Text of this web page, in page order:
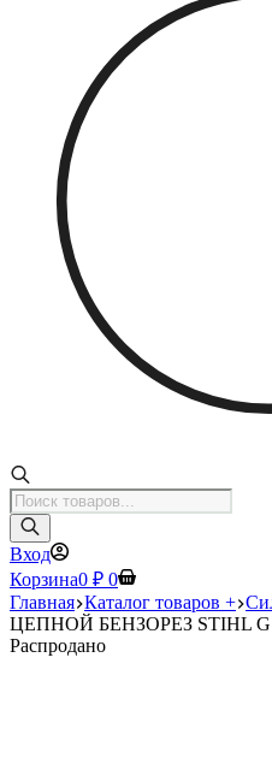
Поиск
товаров
Вход
Корзина0 ₽ 0
Главная Каталог товаров +
ЦЕПНОЙ БЕНЗОРЕЗ STIHL
Распродано